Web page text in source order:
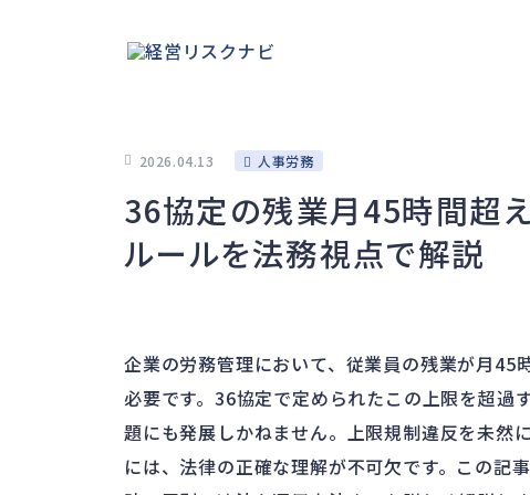
2026.04.13 人事労務
36協定の残業月45時間超
ルールを法務視点で解説
企業の労務管理において、従業員の残業が月45
必要です。36協定で定められたこの上限を超過
題にも発展しかねません。上限規制違反を未然
には、法律の正確な理解が不可欠です。この記